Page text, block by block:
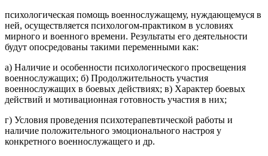
психологическая помощь военнослужащему, нуждающемуся в
ней, осуществляется психологом-практиком в условиях
мирного и военного времени. Результаты его деятельности
будут опосредованы такими переменными как:
а) Наличие и особенности психологического просвещения
военнослужащих; б) Продолжительность участия
военнослужащих в боевых действиях; в) Характер боевых
действий и мотивационная готовность участия в них;
г) Условия проведения психотерапевтической работы и
наличие положительного эмоционального настроя у
конкретного военнослужащего и др.